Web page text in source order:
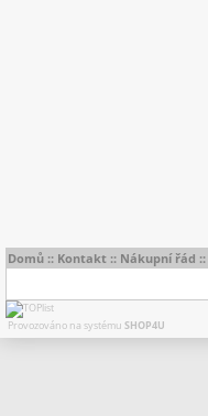
Domů :: Kontakt :: Nákupní řád ::
Provozováno na systému SHOP4U